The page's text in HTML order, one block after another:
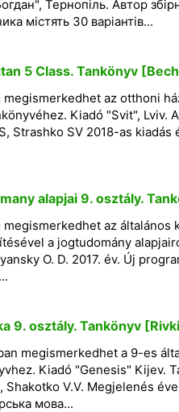
Тернопіль. Автор
містять 30 варіантів...
5 Class. Tankönyv
megismerkedhet az otthoni
Kiadó "Svit", Lviv.
Strashko SV 2018-as
alapjai 9. osztály.
megismerkedhet az
a jogtudomány
O. D. 2017. év. Új
9. osztály. Tankönyv
megismerkedhet a 9-es
Kiadó "Genesis" Kijev.
Shakotko V.V. Megjelenés
мова...